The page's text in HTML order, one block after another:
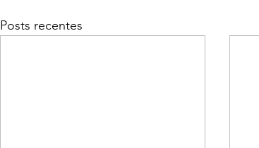
Posts recentes